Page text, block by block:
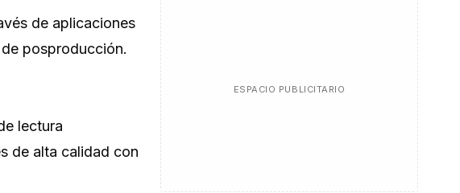
de aplicaciones
posproducción.
lectura
de alta calidad con
ESPACIO PUBLICITARIO